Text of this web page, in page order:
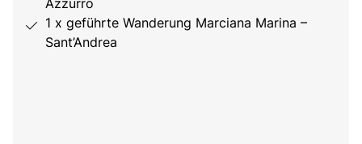
Azzurro
1 x geführte Wanderung Marciana Marina –
Sant’Andrea